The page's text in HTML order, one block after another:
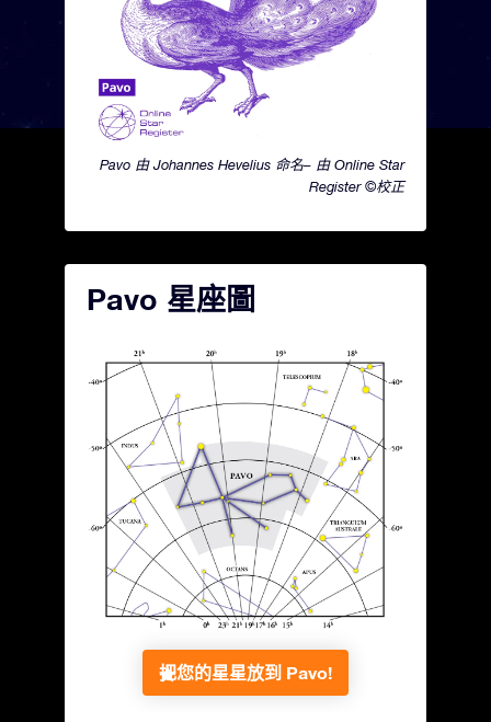
Pavo 由 Johannes Hevelius 命名– 由 Online Star
Register ©校正
Pavo 星座圖
把您的星星放到 Pavo!